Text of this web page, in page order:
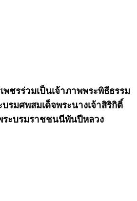
ชรร่วมเป็นเจ้าภาพพระพิธีธรรม
รมศพสมเด็จพระนางเจ้าสิริกิติ์
ะบรมราชชนนีพันปีหลวง